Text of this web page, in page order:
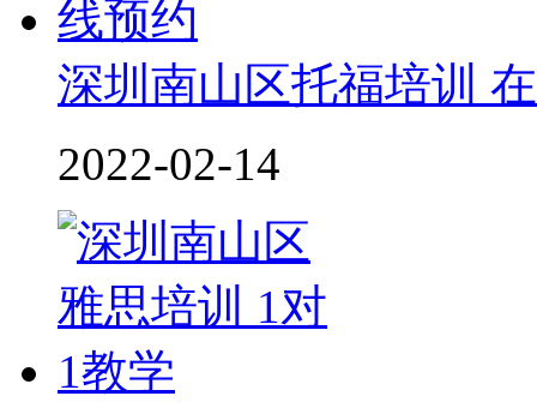
深圳南山区托福培训
2022-02-14